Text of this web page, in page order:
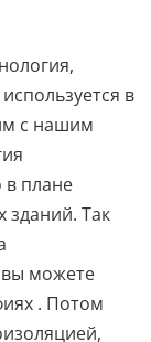
в
с нашим
плане
зданий. Так
вы можете
. Потом